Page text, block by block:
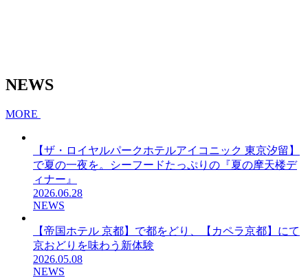
NEWS
MORE
【ザ・ロイヤルパークホテルアイコニック 東京汐留】
で夏の一夜を。シーフードたっぷりの『夏の摩天楼デ
ィナー』
2026.06.28
NEWS
【帝国ホテル 京都】で都をどり、【カペラ京都】にて
京おどりを味わう新体験
2026.05.08
NEWS